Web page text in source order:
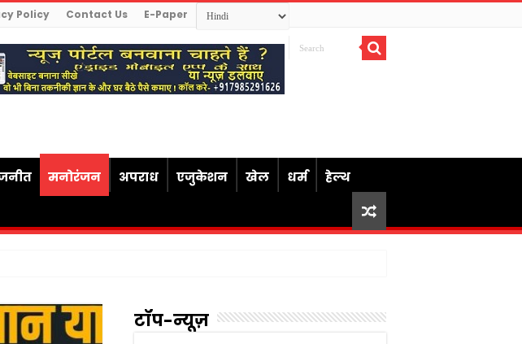
Policy Contact Us E-Paper
मनोरंजन अपराध एजुकेशन खेल धर्म हेल्थ
टॉप-न्यूज़